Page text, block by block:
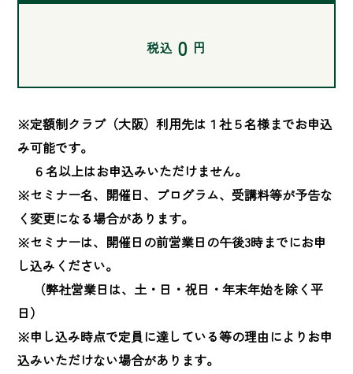
税込 0 円
※定額制クラブ（大阪）利用先は１社５名様までお申込
み可能です。
６名以上はお申込みいただけません。
※セミナー名、開催日、プログラム、受講料等が予告な
く変更になる場合があります。
※セミナーは、開催日の前営業日の午後3時までにお申
し込みください。
（弊社営業日は、土・日・祝日・年末年始を除く平
日）
※申し込み時点で定員に達している等の理由によりお申
込みいただけない場合があります。